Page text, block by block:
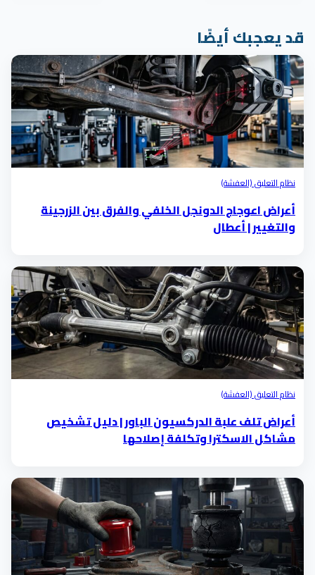
قد يعجبك أيضًا
نظام التعليق (العفشة)
أعراض اعوجاج الدونجل الخلفي والفرق بين الزرجينة
والتغيير | أعطال
نظام التعليق (العفشة)
أعراض تلف علبة الدركسيون الباور | دليل تشخيص
مشاكل الاسكترا وتكلفة إصلاحها